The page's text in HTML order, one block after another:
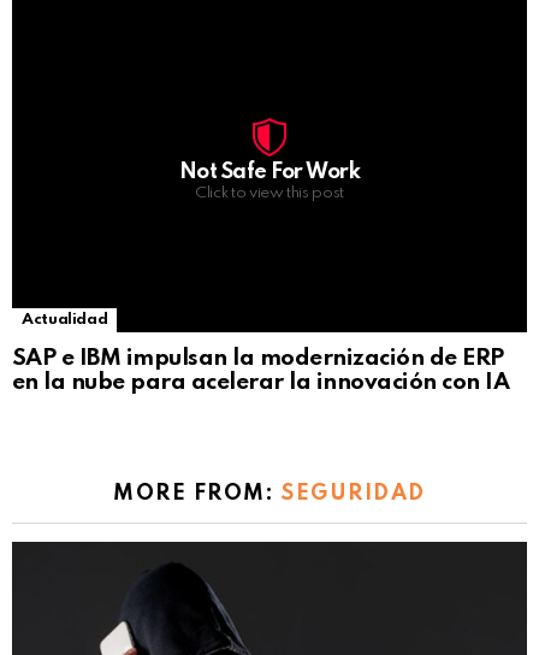
Not Safe For Work
Click to view this post
Actualidad
SAP e IBM impulsan la modernización de ERP
en la nube para acelerar la innovación con IA
MORE FROM:SEGURIDAD